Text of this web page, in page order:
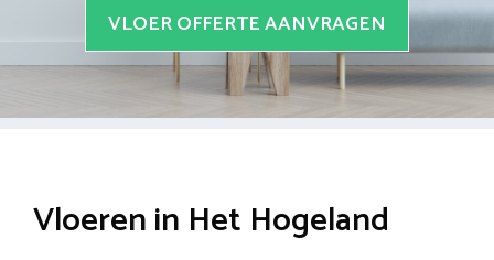
VLOER OFFERTE AANVRAGEN
Vloeren in Het Hogeland